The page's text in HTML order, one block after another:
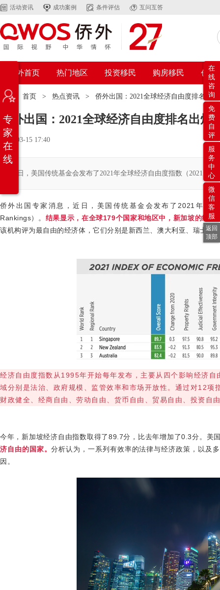
活动资讯 成功案例 条件评估 互问互答
侨外首页 热门地区 投资移民 购房移民 创业
位置： 首页 > 热点资讯 > 侨外出国：2021全球经济自由度排名出
侨外出国：2021全球经济自由度排名出
2021-03-15 17:40
近日，美国传统基金会发布了2021年全球经济自由度指数（2021
侨外出国专家消息，近日，美国传统基金会发布了 2021 年全
Rankings）。 结果显示，在全球179个国家和地区中，新加坡的经
该机构评为最自由的经济体，它们分别是新西兰、澳大利亚、瑞士和
经济自由度指数从 1995年开始每年发布，主要从四个影响经济
域分别是法治、政府规模、监管效率和市场开放性。通过对12项
财政健全、经商自由、劳动自由、货币自由、贸易自由、投资自
今年，新加坡经济自由指数取得了89.7分，比去年增加了0.3分。美
济自由的国家。分析认为，一系列有效率的法律与经济政策，以及
因。
专
家
在
线
在
线
咨
询
免
费
自
评
服
务
中
心
微
信
客
服
返回
顶部